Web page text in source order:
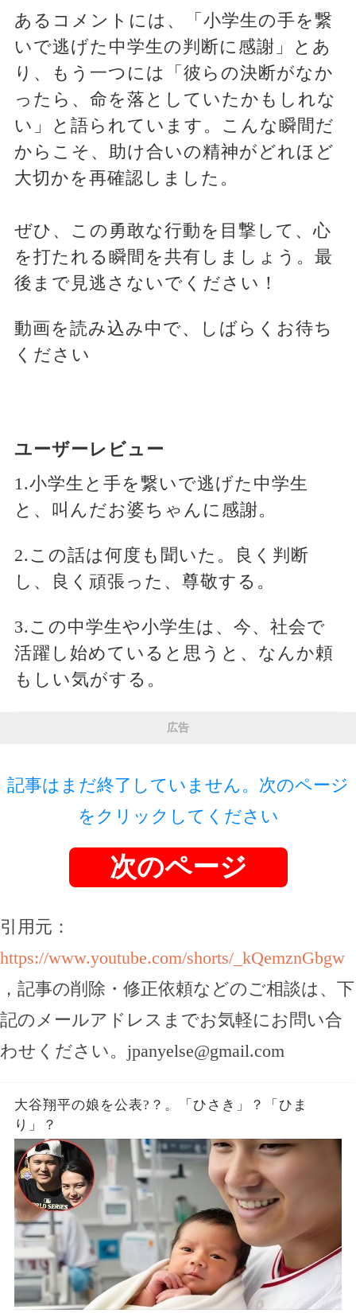
あるコメントには、「小学生の手を繋
いで逃げた中学生の判断に感謝」とあ
り、もう一つには「彼らの決断がなか
ったら、命を落としていたかもしれな
い」と語られています。こんな瞬間だ
からこそ、助け合いの精神がどれほど
大切かを再確認しました。
ぜひ、この勇敢な行動を目撃して、心
を打たれる瞬間を共有しましょう。最
後まで見逃さないでください！
動画を読み込み中で、しばらくお待ち
ください
ユーザーレビュー
1.小学生と手を繋いで逃げた中学生
と、叫んだお婆ちゃんに感謝。
2.この話は何度も聞いた。良く判断
し、良く頑張った、尊敬する。
3.この中学生や小学生は、今、社会で
活躍し始めていると思うと、なんか頼
もしい気がする。
広告
記事はまだ終了していません。次のページ
をクリックしてください
次のページ
引用元：
https://www.youtube.com/shorts/_kQemznGbgw
，記事の削除・修正依頼などのご相談は、下
記のメールアドレスまでお気軽にお問い合
わせください。 jpanyelse@gmail.com
大谷翔平の娘を公表?？。「ひさき」？「ひま
り」？